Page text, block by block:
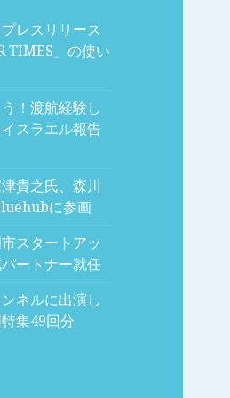
レスリリース
TIMES」の使い
！渡航経験し
スラエル報告
貴之氏、森川
に参画
スタートアッ
ートナー就任
ネルに出演し
集49回分